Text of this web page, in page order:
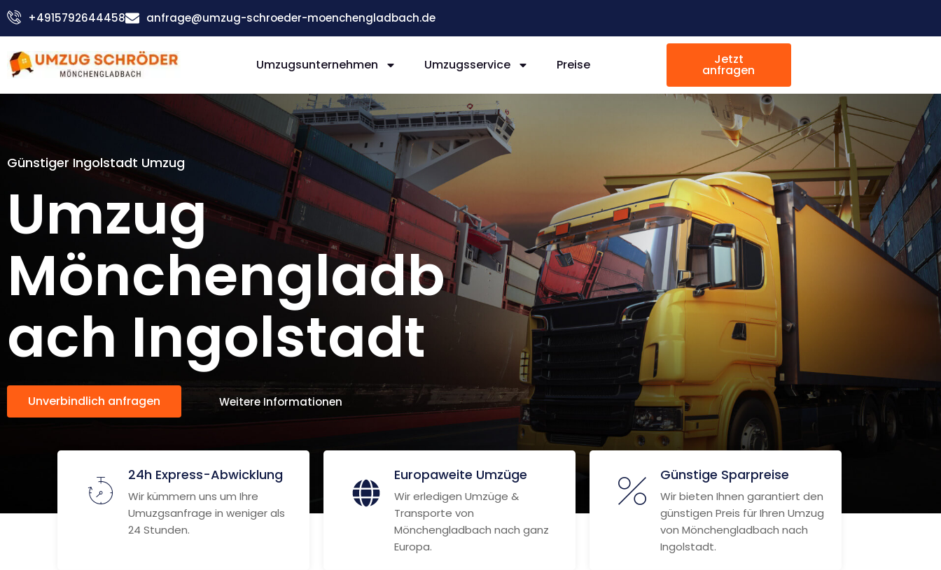
Zum
Inhalt
+4915792644458 anfrage@umzug-schroeder-moenchengladbach.de
Umzugsunternehmen Umzugsservice Preise Jetzt
anfragen
Günstiger Ingolstadt Umzug
Umzug
Mönchengladb
ach Ingolstadt
Unverbindlich anfragen Weitere Informationen
24h Express-Abwicklung
Wir kümmern uns um Ihre
Umuzgsanfrage in weniger als
24 Stunden.
Europaweite Umzüge
Wir erledigen Umzüge &
Transporte von
Mönchengladbach nach ganz
Europa.
Günstige Sparpreise
Wir bieten Ihnen garantiert den
günstigen Preis für Ihren Umzug
von Mönchengladbach nach
Ingolstadt.